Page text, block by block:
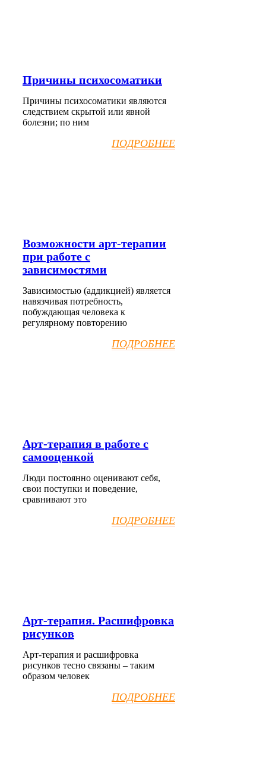
Причины психосоматики
Причины психосоматики являются
следствием скрытой или явной
болезни; по ним
ПОДРОБНЕЕ
Возможности арт-терапии
при работе с
зависимостями
Зависимостью (аддикцией) является
навязчивая потребность,
побуждающая человека к
регулярному повторению
ПОДРОБНЕЕ
Арт-терапия в работе с
самооценкой
Люди постоянно оценивают себя,
свои поступки и поведение,
сравнивают это
ПОДРОБНЕЕ
Арт-терапия. Расшифровка
рисунков
Арт-терапия и расшифровка
рисунков тесно связаны – таким
образом человек
ПОДРОБНЕЕ